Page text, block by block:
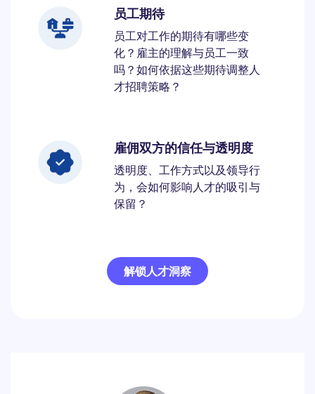
员工期待
员工对工作的期待有哪些变
化？雇主的理解与员工一致
吗？如何依据这些期待调整人
才招聘策略？
雇佣双方的信任与透明度
透明度、工作方式以及领导行
为，会如何影响人才的吸引与
保留？
解锁人才洞察